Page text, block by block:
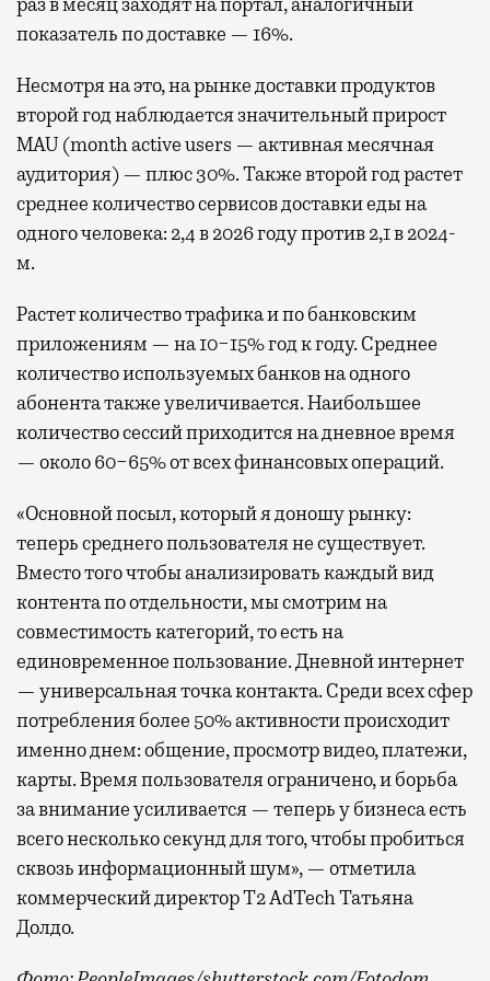
показатель по доставке — 16%.
Несмотря на это, на рынке доставки продуктов
второй год наблюдается значительный прирост
MAU (month active users — активная месячная
аудитория) — плюс 30%. Также второй год растет
среднее количество сервисов доставки еды на
одного человека: 2,4 в 2026 году против 2,1 в 2024-
м.
Растет количество трафика и по банковским
приложениям — на 10−15% год к году. Среднее
количество используемых банков на одного
абонента также увеличивается. Наибольшее
количество сессий приходится на дневное время
— около 60−65% от всех финансовых операций.
«Основной посыл, который я доношу рынку:
теперь среднего пользователя не существует.
Вместо того чтобы анализировать каждый вид
контента по отдельности, мы смотрим на
совместимость категорий, то есть на
единовременное пользование. Дневной интернет
— универсальная точка контакта. Среди всех сфер
потребления более 50% активности происходит
именно днем: общение, просмотр видео, платежи,
карты. Время пользователя ограничено, и борьба
за внимание усиливается — теперь у бизнеса есть
всего несколько секунд для того, чтобы пробиться
сквозь информационный шум», — отметила
коммерческий директор Т2 AdTech Татьяна
Долдо.